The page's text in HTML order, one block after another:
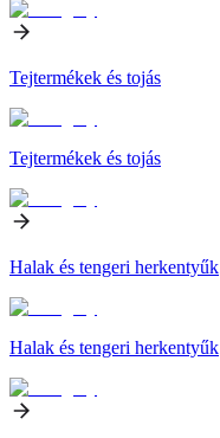
Tejtermékek és tojás
Tejtermékek és tojás
Halak és tengeri herkentyűk
Halak és tengeri herkentyűk